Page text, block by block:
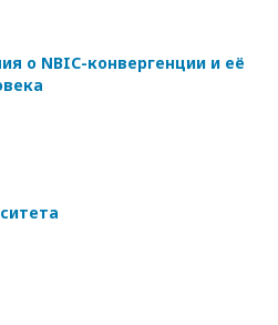
о NBIC-конвергенции и её